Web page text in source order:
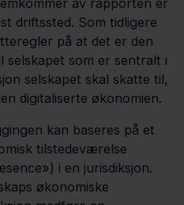
av rapporten er
driftssted. Som tidligere
på at det er den
som er sentralt i
selskapet skal skatte til,
digitaliserte økonomien.
kan baseres på et
tilstedeværelse
i en jurisdiksjon.
økonomiske